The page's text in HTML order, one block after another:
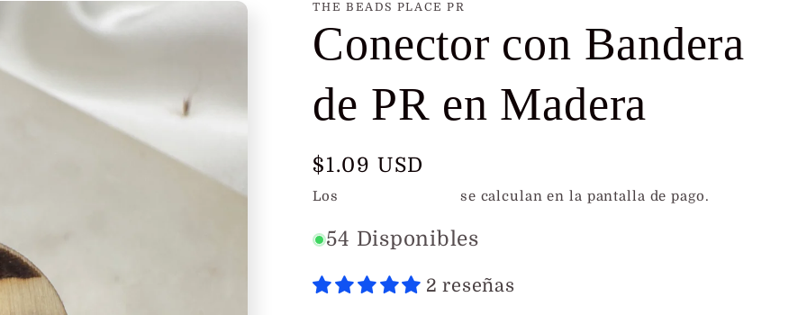
THE BEADS PLACE PR
Conector con Bandera
de PR en Madera
Precio
habitual
$1.09 USD
Los se calculan en la pantalla de pago.
54 Disponibles
2 reseñas